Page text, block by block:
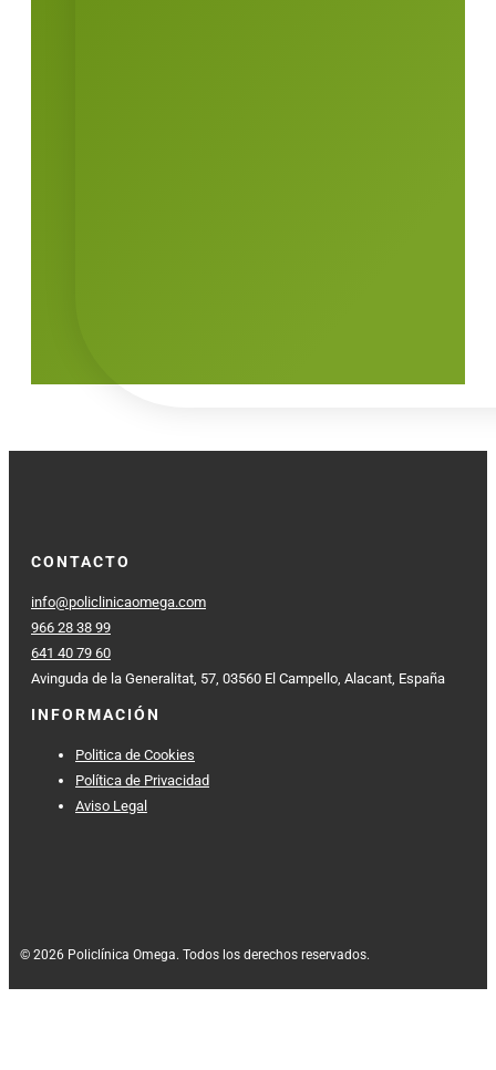
CONTACTO
info@policlinicaomega.com
966 28 38 99
641 40 79 60
Avinguda de la Generalitat, 57, 03560 El Campello, Alacant, España
INFORMACIÓN
Politica de Cookies
Política de Privacidad
Aviso Legal
© 2026 Policlínica Omega. Todos los derechos reservados.